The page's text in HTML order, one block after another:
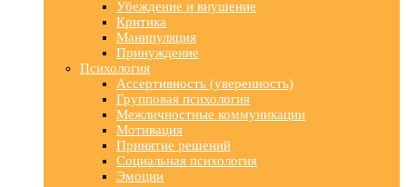
Убеждение и внушение
Критика
Манипуляция
Принуждение
Психология
Ассертивность (уверенность)
Групповая психология
Межличностные коммуникации
Мотивация
Принятие решений
Социальная психология
Эмоции